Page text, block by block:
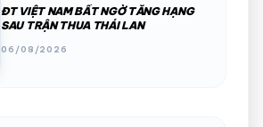
ĐT VIỆT NAM BẤT NGỜ TĂNG HẠNG
SAU TRẬN THUA THÁI LAN
06/08/2026